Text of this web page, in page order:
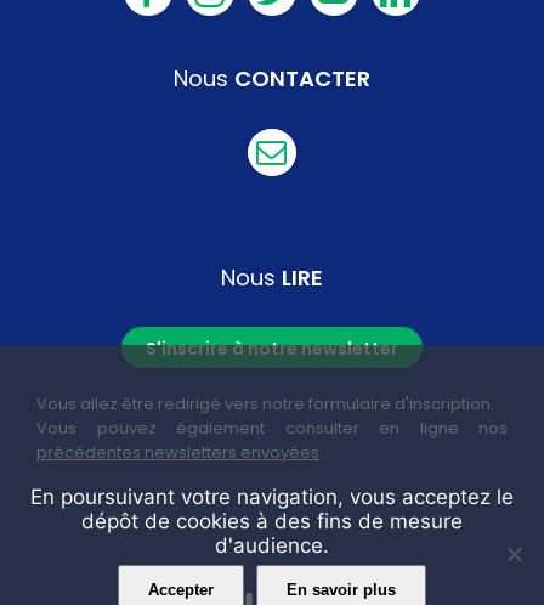
Nous CONTACTER
Nous LIRE
S'inscrire à notre newsletter
Vous allez être redirigé vers notre formulaire d'inscription.
Vous pouvez également consulter en ligne nos
précédentes newsletters envoyées.
En poursuivant votre navigation, vous acceptez le
dépôt de cookies à des fins de mesure
d'audience.
Accepter En savoir plus